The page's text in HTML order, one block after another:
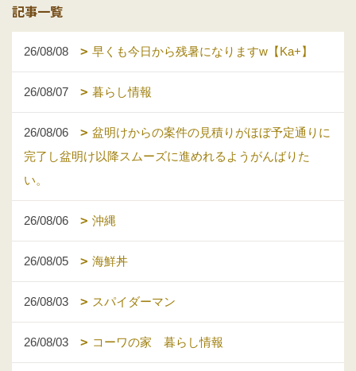
記事一覧
26/08/08 早くも今日から残暑になりますw【Ka+】
26/08/07 暮らし情報
26/08/06
盆明けからの案件の見積りがほぼ予定通りに
完了し盆明け以降スムーズに進めれるようがんばりた
い。
26/08/06 沖縄
26/08/05 海鮮丼
26/08/03 スパイダーマン
26/08/03 コーワの家 暮らし情報